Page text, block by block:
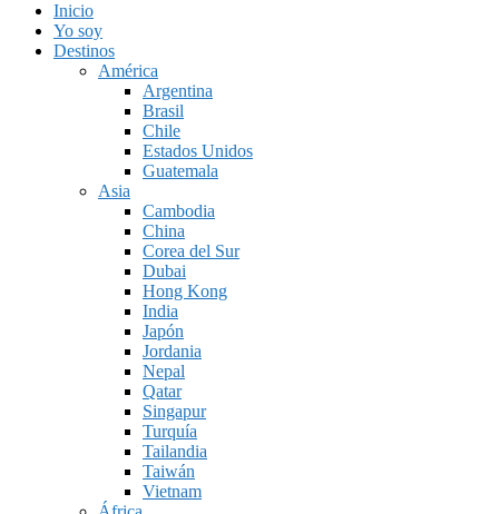
Inicio
Yo soy
Destinos
América
Argentina
Brasil
Chile
Estados Unidos
Guatemala
Asia
Cambodia
China
Corea del Sur
Dubai
Hong Kong
India
Japón
Jordania
Nepal
Qatar
Singapur
Turquía
Tailandia
Taiwán
Vietnam